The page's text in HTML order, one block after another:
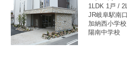
1LDK 1戸 /
JR岐阜駅
加納西小
陽南中